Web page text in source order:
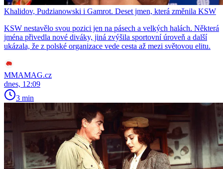
Khalidov, Pudzianowski i Gamrot. Deset jmen, která změnila KSW
KSW nestavělo svou pozici jen na pásech a velkých halách. Některá
jména přivedla nové diváky, jiná zvýšila sportovní úroveň a další
ukázala, že z polské organizace vede cesta až mezi světovou elitu.
MMAMAG.cz
dnes, 12:09
3 min